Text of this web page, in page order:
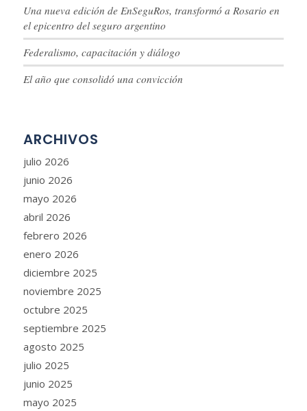
Una nueva edición de EnSeguRos, transformó a Rosario en
el epicentro del seguro argentino
Federalismo, capacitación y diálogo
El año que consolidó una convicción
ARCHIVOS
julio 2026
junio 2026
mayo 2026
abril 2026
febrero 2026
enero 2026
diciembre 2025
noviembre 2025
octubre 2025
septiembre 2025
agosto 2025
julio 2025
junio 2025
mayo 2025